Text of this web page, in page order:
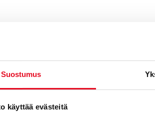
Suostumus
käyttää evästeitä